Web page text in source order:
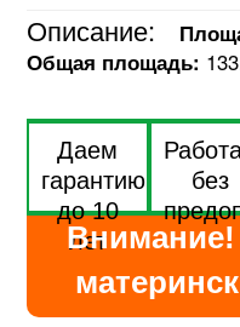
Описание:
Общая площадь:
Даем
гарантию
до 10
лет
без